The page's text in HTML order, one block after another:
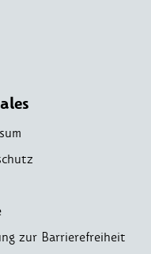
zur Barrierefreiheit